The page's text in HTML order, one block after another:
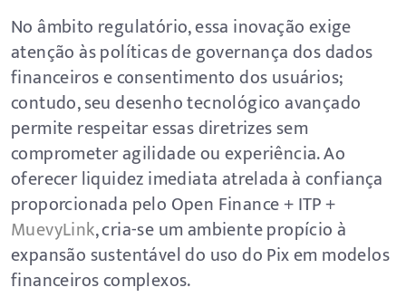
No âmbito regulatório, essa inovação exige
atenção às políticas de governança dos dados
financeiros e consentimento dos usuários;
contudo, seu desenho tecnológico avançado
permite respeitar essas diretrizes sem
comprometer agilidade ou experiência. Ao
oferecer liquidez imediata atrelada à confiança
proporcionada pelo Open Finance + ITP +
MuevyLink, cria-se um ambiente propício à
expansão sustentável do uso do Pix em modelos
financeiros complexos.